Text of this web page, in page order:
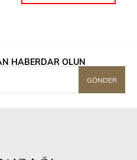
HABERDAR OLUN
GÖNDER